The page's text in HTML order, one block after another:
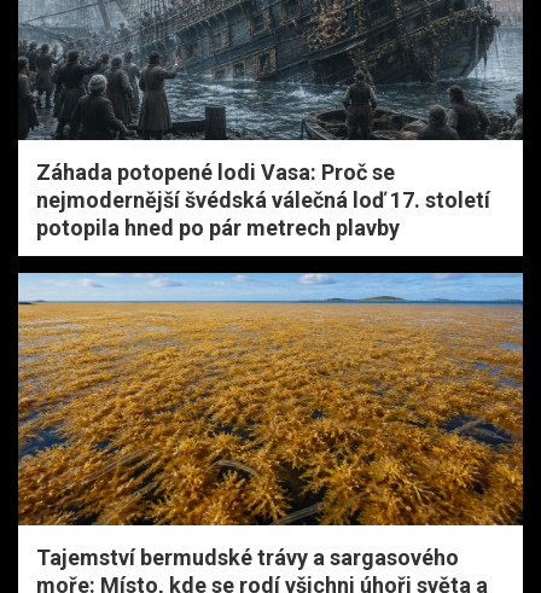
Záhada potopené lodi Vasa: Proč se
nejmodernější švédská válečná loď 17. století
potopila hned po pár metrech plavby
Tajemství bermudské trávy a sargasového
moře: Místo, kde se rodí všichni úhoři světa a